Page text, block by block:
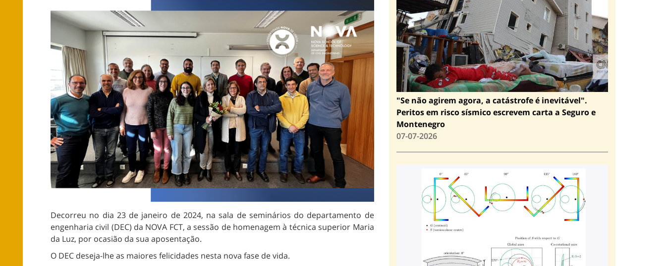
Decorreu no dia 23 de janeiro de 2024, na sala de seminários do departamento de
engenharia civil (DEC) da NOVA FCT, a sessão de homenagem à técnica superior Maria
da Luz, por ocasião da sua aposentação.
O DEC deseja-lhe as maiores felicidades nesta nova fase de vida.
"Se não agirem agora, a catástrofe é inevitável".
Peritos em risco sísmico escrevem carta a Seguro e
Montenegro
07-07-2026